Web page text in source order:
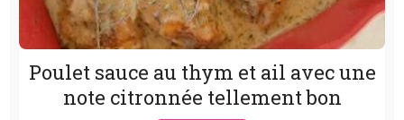
Poulet sauce au thym et ail avec une
note citronnée tellement bon